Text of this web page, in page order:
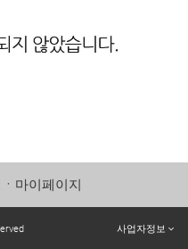
ㆍ 마이페이지
사업자정보